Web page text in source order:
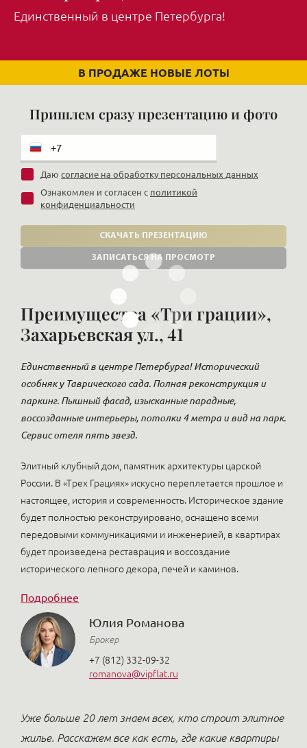
Единственный в центре Петербурга!
В ПРОДАЖЕ НОВЫЕ ЛОТЫ
Пришлем сразу презентацию и фото
Даю согласие на обработку персональных данных
Ознакомлен и согласен с политикой
конфиденциальности
СКАЧАТЬ ПРЕЗЕНТАЦИЮ
ЗАПИСАТЬСЯ НА ПРОСМОТР
Преимущества «Три грации»,
Захарьевская ул., 41
Единственный в центре Петербурга! Исторический
особняк у Таврического сада. Полная реконструкция и
паркинг. Пышный фасад, изысканные парадные,
воссозданные интерьеры, потолки 4 метра и вид на парк.
Сервис отеля пять звезд.
Элитный клубный дом, памятник архитектуры царской
России. В «Трех Грациях» искусно переплетается прошлое и
настоящее, история и современность. Историческое здание
будет полностью реконструировано, оснащено всеми
передовыми коммуникациями и инженерией, в квартирах
будет произведена реставрация и воссоздание
исторического лепного декора, печей и каминов.
Подробнее
Юлия Романова
Брокер
+7 (812) 332-09-32
romanova@vipflat.ru
Уже больше 20 лет знаем всех, кто строит элитное
жилье. Расскажем все как есть, где какие квартиры